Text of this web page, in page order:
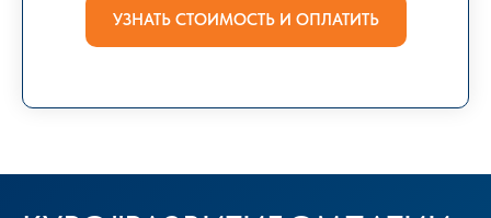
УЗНАТЬ СТОИМОСТЬ И ОПЛАТИТЬ